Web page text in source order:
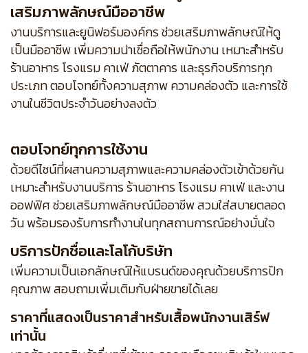
เสริมภาพลักษณ์มืออาชีพ
งานบริการและยูนิฟอร์มองค์กร ช่วยเสริมภาพลักษณ์ให้ดู
เป็นมืออาชีพ เพิ่มความน่าเชื่อถือให้พนักงาน เหมาะสำหรับ
ร้านอาหาร โรงแรม คาเฟ่ ภัตตาคาร และธุรกิจบริการทุก
ประเภท ตอบโจทย์ทั้งความสุภาพ ความคล่องตัว และการใช้
งานในชีวิตประจำวันอย่างลงตัว
ตอบโจทย์ทุกการใช้งาน
ด้วยดีไซน์ที่ผสานความสุภาพและความคล่องตัวเข้าด้วยกัน
เหมาะสำหรับงานบริการ ร้านอาหาร โรงแรม คาเฟ่ และงาน
ออฟฟิศ ช่วยเสริมภาพลักษณ์มืออาชีพ สวมใส่สบายตลอด
วัน พร้อมรองรับการทำงานในทุกสถานการณ์อย่างมั่นใจ
บริการปักชื่อและโลโก้บริษัท
เพิ่มความเป็นเอกลักษณ์ให้แบรนด์ของคุณด้วยบริการปัก
คุณภาพ สอบถามเพิ่มเติมกับฝ่ายขายได้เลย
ราคาที่แสดงเป็นราคาสำหรับเสื้อพนักงานเสิร์ฟ
เท่านั้น